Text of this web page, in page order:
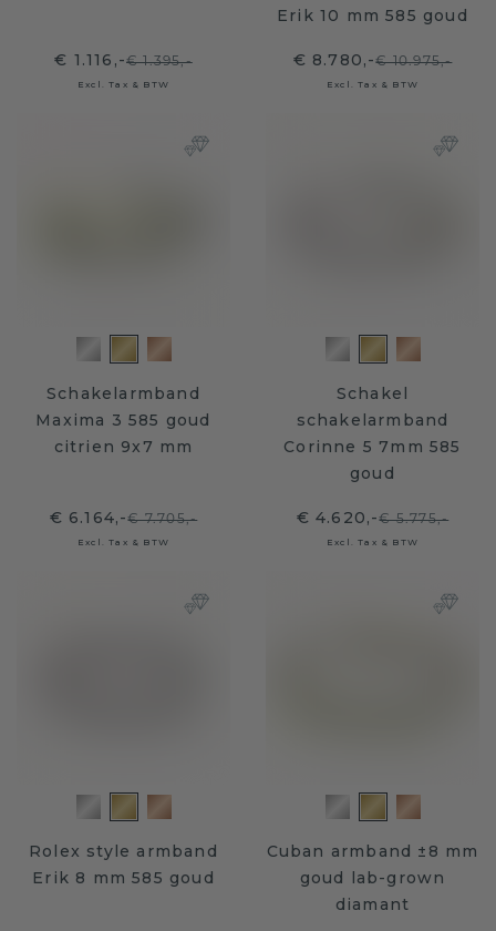
€ 1.116,-€ 1.395,-
Excl. Tax & BTW
Erik 10 mm 585 goud
€ 8.780,-€ 10.975,-
Excl. Tax & BTW
Schakelarmband
Maxima 3 585 goud
citrien 9x7 mm
€ 6.164,-€ 7.705,-
Excl. Tax & BTW
Schakel
schakelarmband
Corinne 5 7mm 585
goud
€ 4.620,-€ 5.775,-
Excl. Tax & BTW
Rolex style armband
Erik 8 mm 585 goud
Cuban armband ±8 mm
goud lab-grown
diamant